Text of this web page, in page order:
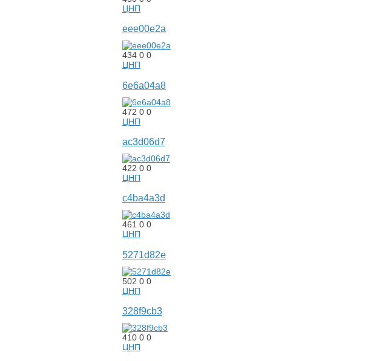
ЦНП
eee00e2a
434 0 0
ЦНП
6e6a04a8
472 0 0
ЦНП
ac3d06d7
422 0 0
ЦНП
c4ba4a3d
461 0 0
ЦНП
5271d82e
502 0 0
ЦНП
328f9cb3
410 0 0
ЦНП